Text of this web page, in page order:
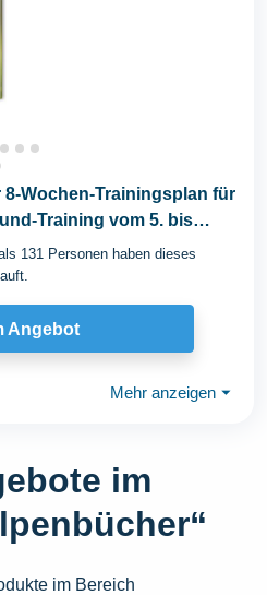
Wochen-Trainingsplan für
Training vom 5. bis
131 Personen haben dieses
Angebot
Mehr anzeigen ⏷
im
im Bereich